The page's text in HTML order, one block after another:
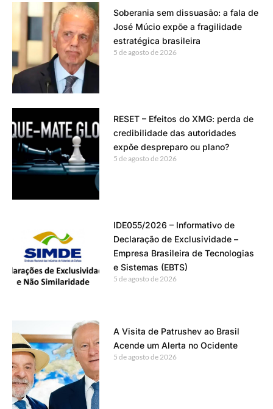
Soberania sem dissuasão: a fala de
José Múcio expõe a fragilidade
estratégica brasileira
5 de agosto de 2026
RESET – Efeitos do XMG: perda de
credibilidade das autoridades
expõe despreparo ou plano?
5 de agosto de 2026
IDE055/2026 – Informativo de
Declaração de Exclusividade –
Empresa Brasileira de Tecnologias
e Sistemas (EBTS)
5 de agosto de 2026
A Visita de Patrushev ao Brasil
Acende um Alerta no Ocidente
5 de agosto de 2026